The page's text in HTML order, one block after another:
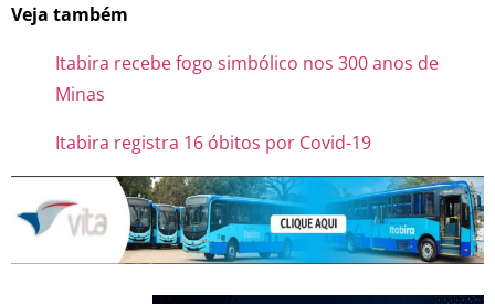
Veja também
Itabira recebe fogo simbólico nos 300 anos de
Minas
Itabira registra 16 óbitos por Covid-19